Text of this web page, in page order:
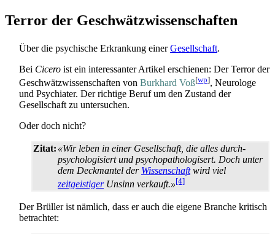
Terror der Geschwätzwissenschaften
Über die psychische Erkrankung einerGesellschaft.
Bei Cicero ist ein interessanter Artikel erschienen: Der Terror der
Geschwätz­wissen­schaften von Burkhard Voß[wp], Neurologe
und Psychiater. Der richtige Beruf um den Zustand der
Gesellschaft zu untersuchen.
Oder doch nicht?
Zitat: «Wir leben in einer Gesellschaft, die alles durch­
psychologisiert und psycho­pathologisert. Doch unter
dem Deckmantel der Wissenschaftwird viel
zeitgeistigerUnsinn verkauft.»[4]
Der Brüller ist nämlich, dass er auch die eigene Branche kritisch
betrachtet: